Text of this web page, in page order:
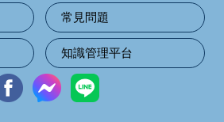
常見問題
知識管理平台